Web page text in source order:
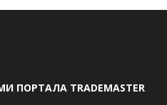
ПОРТАЛА TRADEMASTER